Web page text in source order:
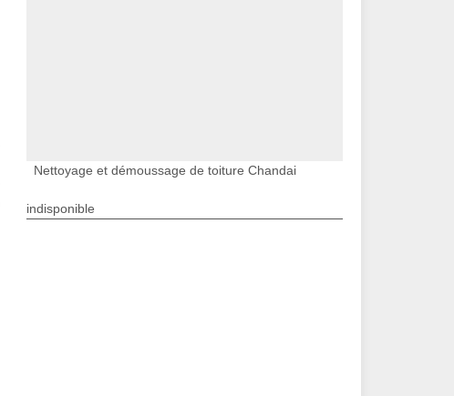
Nettoyage et démoussage de toiture Chandai
indisponible